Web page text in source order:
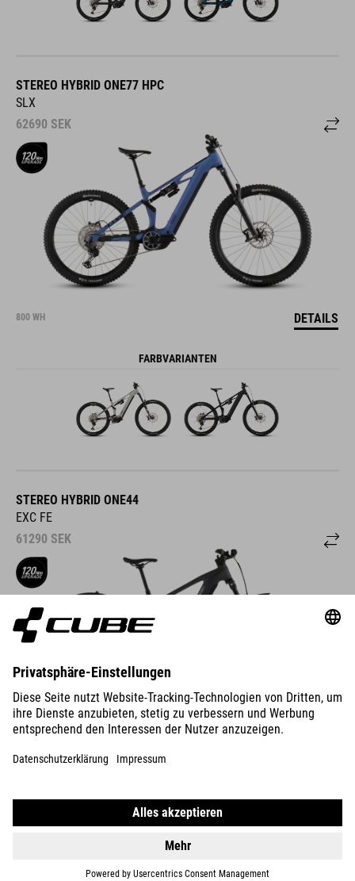
STEREO HYBRID ONE77 HPC
SLX
62690 SEK
DETAILS
STEREO HYBRID ONE44
EXC FE
61290 SEK
800 WH